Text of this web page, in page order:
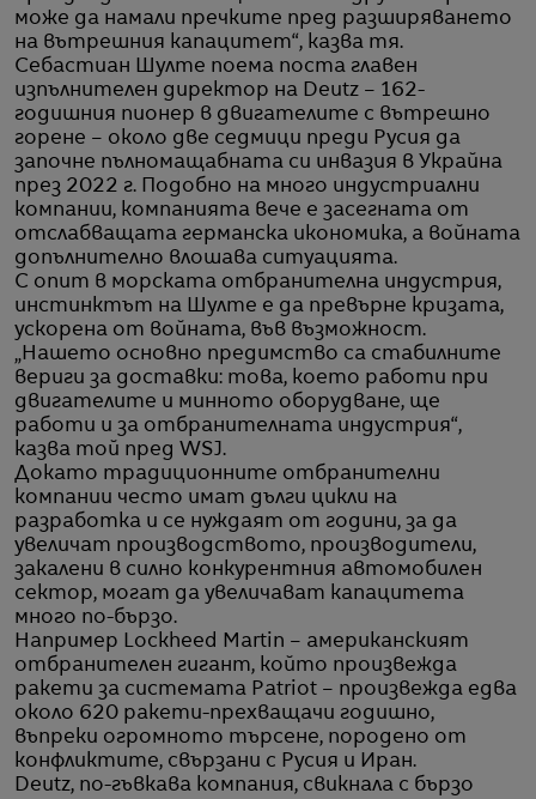
може да намали пречките пред разширяването
на вътрешния капацитет“, казва тя.
Себастиан Шулте поема поста главен
изпълнителен директор на Deutz – 162-
годишния пионер в двигателите с вътрешно
горене – около две седмици преди Русия да
започне пълномащабната си инвазия в Украйна
през 2022 г. Подобно на много индустриални
компании, компанията вече е засегната от
отслабващата германска икономика, а войната
допълнително влошава ситуацията.
С опит в морската отбранителна индустрия,
инстинктът на Шулте е да превърне кризата,
ускорена от войната, във възможност.
„Нашето основно предимство са стабилните
вериги за доставки: това, което работи при
двигателите и минното оборудване, ще
работи и за отбранителната индустрия“,
казва той пред WSJ.
Докато традиционните отбранителни
компании често имат дълги цикли на
разработка и се нуждаят от години, за да
увеличат производството, производители,
закалени в силно конкурентния автомобилен
сектор, могат да увеличават капацитета
много по-бързо.
Например Lockheed Martin – американският
отбранителен гигант, който произвежда
ракети за системата Patriot – произвежда едва
около 620 ракети-прехващачи годишно,
въпреки огромното търсене, породено от
конфликтите, свързани с Русия и Иран.
Deutz, по-гъвкава компания, свикнала с бързо